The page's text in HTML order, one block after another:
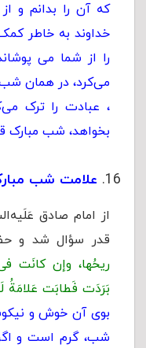
که آن را بدانم و
خداوند به خاطر
را از شما مى
مى‌کرد، در همان
، عبادت را ترک
بخواهد، شب مبارک
علامت شب
از امام صادق
قدر سؤال شد و
ریحُها، وإن کانَت
بَرَدَت فَطابَت عَلامَةُ
بوى آن خوش و
شب، گرم است و